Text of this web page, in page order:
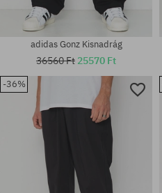
Elérhető méretek:
M; L; XL
adidas Gonz Kisnadrág
36560 Ft 25570 Ft
-36%